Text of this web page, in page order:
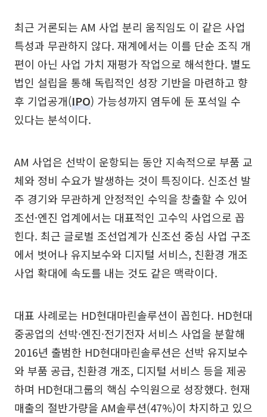
최근 거론되는 AM 사업 분리 움직임도 이 같은 사업
특성과 무관하지 않다. 재계에서는 이를 단순 조직 개
편이 아닌 사업 가치 재평가 작업으로 해석한다. 별도
법인 설립을 통해 독립적인 성장 기반을 마련하고 향
후 기업공개(IPO) 가능성까지 염두에 둔 포석일 수
있다는 분석이다.
AM 사업은 선박이 운항되는 동안 지속적으로 부품 교
체와 정비 수요가 발생하는 것이 특징이다. 신조선 발
주 경기와 무관하게 안정적인 수익을 창출할 수 있어
조선·엔진 업계에서는 대표적인 고수익 사업으로 꼽
힌다. 최근 글로벌 조선업계가 신조선 중심 사업 구조
에서 벗어나 유지보수와 디지털 서비스, 친환경 개조
사업 확대에 속도를 내는 것도 같은 맥락이다.
대표 사례로는 HD현대마린솔루션이 꼽힌다. HD현대
중공업의 선박·엔진·전기전자 서비스 사업을 분할해
2016년 출범한 HD현대마린솔루션은 선박 유지보수
와 부품 공급, 친환경 개조, 디지털 서비스 등을 제공
하며 HD현대그룹의 핵심 수익원으로 성장했다. 현재
매출의 절반가량을 AM솔루션(47%)이 차지하고 있으